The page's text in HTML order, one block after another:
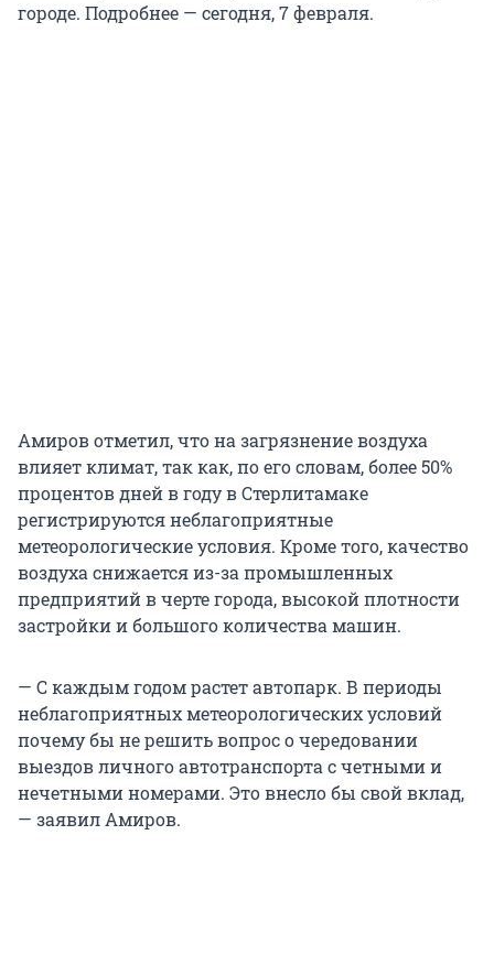
городе. Подробнее — сегодня, 7 февраля.
Амиров отметил, что на загрязнение воздуха
влияет климат, так как, по его словам, более 50%
процентов дней в году в Стерлитамаке
регистрируются неблагоприятные
метеорологические условия. Кроме того, качество
воздуха снижается из-за промышленных
предприятий в черте города, высокой плотности
застройки и большого количества машин.
— С каждым годом растет автопарк. В периоды
неблагоприятных метеорологических условий
почему бы не решить вопрос о чередовании
выездов личного автотранспорта с четными и
нечетными номерами. Это внесло бы свой вклад,
— заявил Амиров.